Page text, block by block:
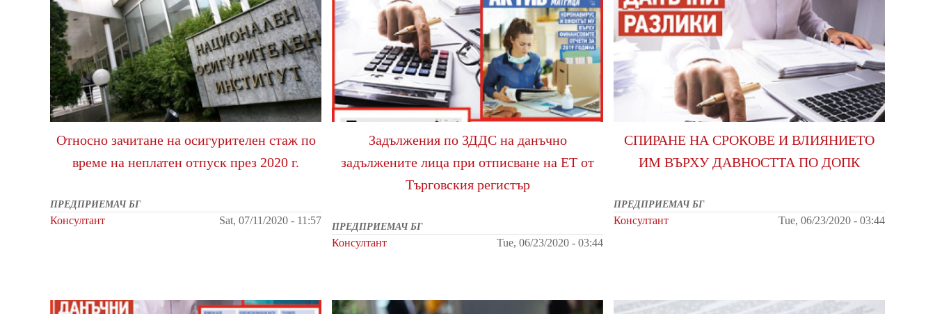
Относно зачитане на осигурителен стаж по
време на неплатен отпуск през 2020 г.
ПРЕДПРИЕМАЧ БГ
Консултант Sat, 07/11/2020 - 11:57
Задължения по ЗДДС на данъчно
задължените лица при отписване на ЕТ от
Търговския регистър
ПРЕДПРИЕМАЧ БГ
Консултант Tue, 06/23/2020 - 03:44
СПИРАНЕ НА СРОКОВЕ И ВЛИЯНИЕТО
ИМ ВЪРХУ ДАВНОСТТА ПО ДОПК
ПРЕДПРИЕМАЧ БГ
Консултант Tue, 06/23/2020 - 03:44